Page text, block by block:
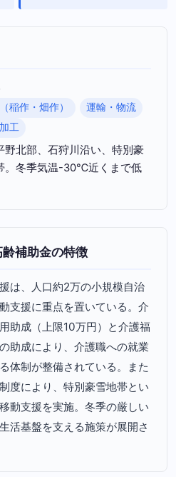
稲作・畑作）
運輸・物流
工
野北部、石狩川沿い、特別豪
。冬季気温-30℃近くまで低
補助金の特徴
は、人口約2万の小規模自治
支援に重点を置いている。介
助成（上限10万円）と介護福
助成により、介護職への就業
体制が整備されている。また
度により、特別豪雪地帯とい
動支援を実施。冬季の厳しい
活基盤を支える施策が展開さ